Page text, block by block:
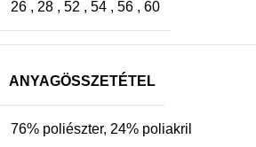
26 , 28 , 52 , 54 , 56 , 60
ANYAGÖSSZETÉTEL
76% poliészter, 24% poliakril